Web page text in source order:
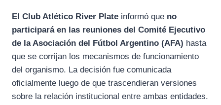
e
b
o
o
k
e
g
r
a
m
s
A
p
p
El Club Atlético River Plate informó que no
participará en las reuniones del Comité Ejecutivo
de la Asociación del Fútbol Argentino (AFA) hasta
que se corrijan los mecanismos de funcionamiento
del organismo. La decisión fue comunicada
oficialmente luego de que trascendieran versiones
sobre la relación institucional entre ambas entidades.